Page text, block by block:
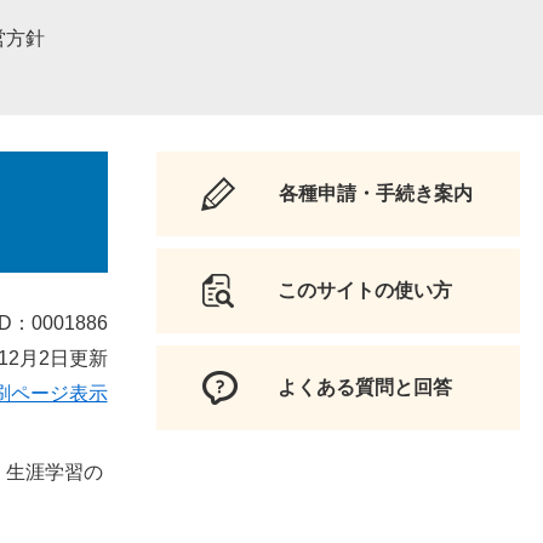
方針
：0001886
月2日更新
ページ表示
生涯学習の
各種申請・手続き案内
このサイトの使い方
よくある質問と回答